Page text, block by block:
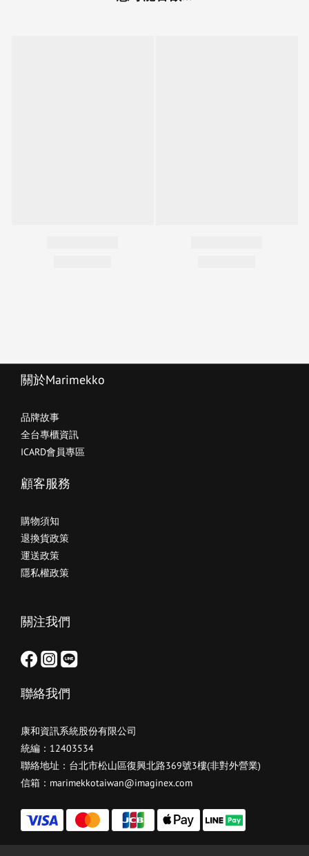
關於Marimekko
品牌故事
全台專櫃資訊
ICARD會員專區
顧客服務
購物須知
退換貨政策
運送政策
隱私權政策
關注我們
聯絡我們
康和資訊系統股份有限公司
統編：12403534
聯絡地址：台北市松山區復興北路369號3樓(非對外營業)
信箱：marimekkotaiwan@imaginex.com